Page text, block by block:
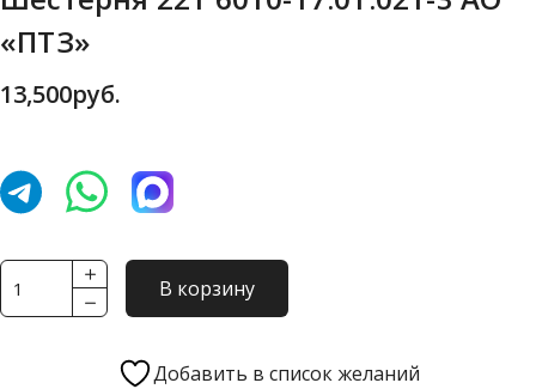
«ПТЗ»
13,500руб.
Количество
товара
В корзину
Добавить в список желаний